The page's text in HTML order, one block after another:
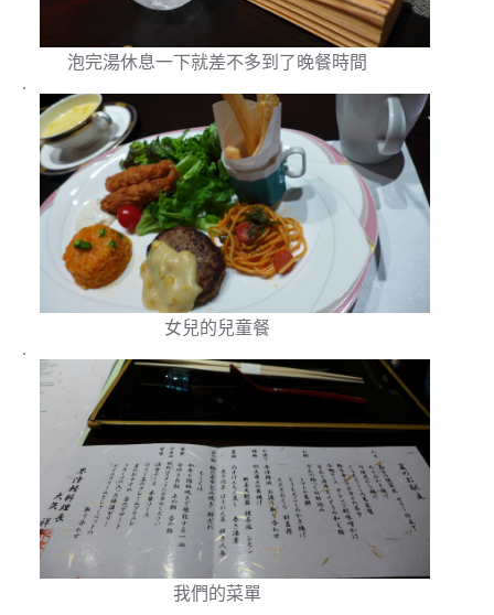
泡完湯休息一下就差不多到了晚餐時間
.
女兒的兒童餐
.
我們的菜單